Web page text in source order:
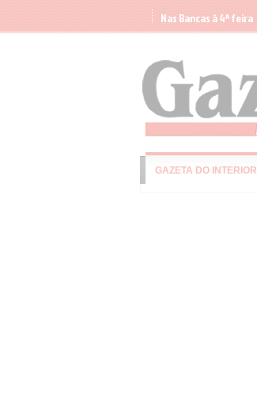
Nas Bancas à 4ª feira
GAZETA DO INTERIOR